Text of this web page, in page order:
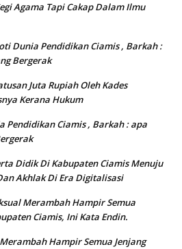
Agama Tapi Cakap Dalam Ilmu
Dunia Pendidikan Ciamis , Barkah :
Bergerak
Juta Rupiah Oleh Kades
Kerana Hukum
Pendidikan Ciamis , Barkah : apa
Didik Di Kabupaten Ciamis Menuju
Akhlak Di Era Digitalisasi
Merambah Hampir Semua
Ciamis, Ini Kata Endin.
Hampir Semua Jenjang